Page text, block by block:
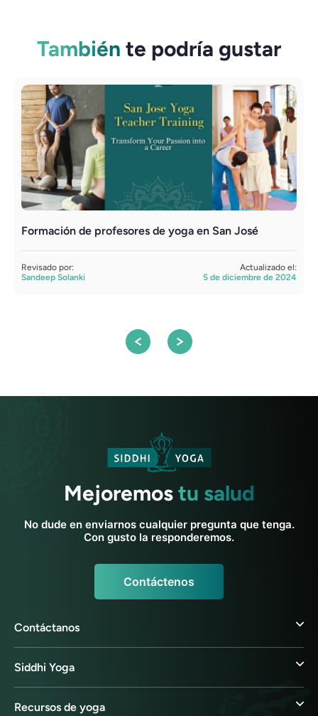
También te podría gustar
Formación de profesores de yoga en San José
Revisado por:
Sandeep Solanki
Actualizado el:
5 de diciembre de 2024
Mejoremostu salud
No dude en enviarnos cualquier pregunta que tenga.
Con gusto la responderemos.
Contáctenos
Contáctanos
Siddhi Yoga
Recursos de yoga